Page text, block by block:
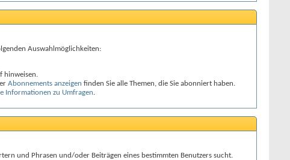
Auswahlmöglichkeiten:
hinweisen.
Abonnements anzeigen finden Sie alle Themen, die Sie abonniert haben.
Informationen zu Umfragen.
und Phrasen und/oder Beiträgen eines bestimmten Benutzers sucht.